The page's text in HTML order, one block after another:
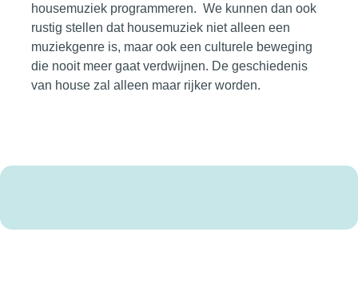
housemuziek programmeren. We kunnen dan ook
rustig stellen dat housemuziek niet alleen een
muziekgenre is, maar ook een culturele beweging
die nooit meer gaat verdwijnen. De geschiedenis
van house zal alleen maar rijker worden.